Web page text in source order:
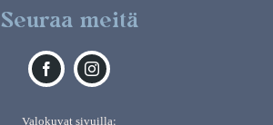
Seuraa meitä
Valokuvat sivuilla: